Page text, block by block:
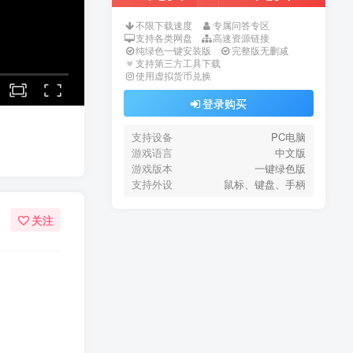
关注
不限下载速度
专属问答专区
支持各类网盘
高速资源链接
纯绿色一键安装版
完整版无删减
支持第三方工具下载
使用虚拟货币兑换
登录购买
支持设备
PC电脑
游戏语言
中文版
游戏版本
一键绿色版
支持外设
鼠标、键盘、手柄